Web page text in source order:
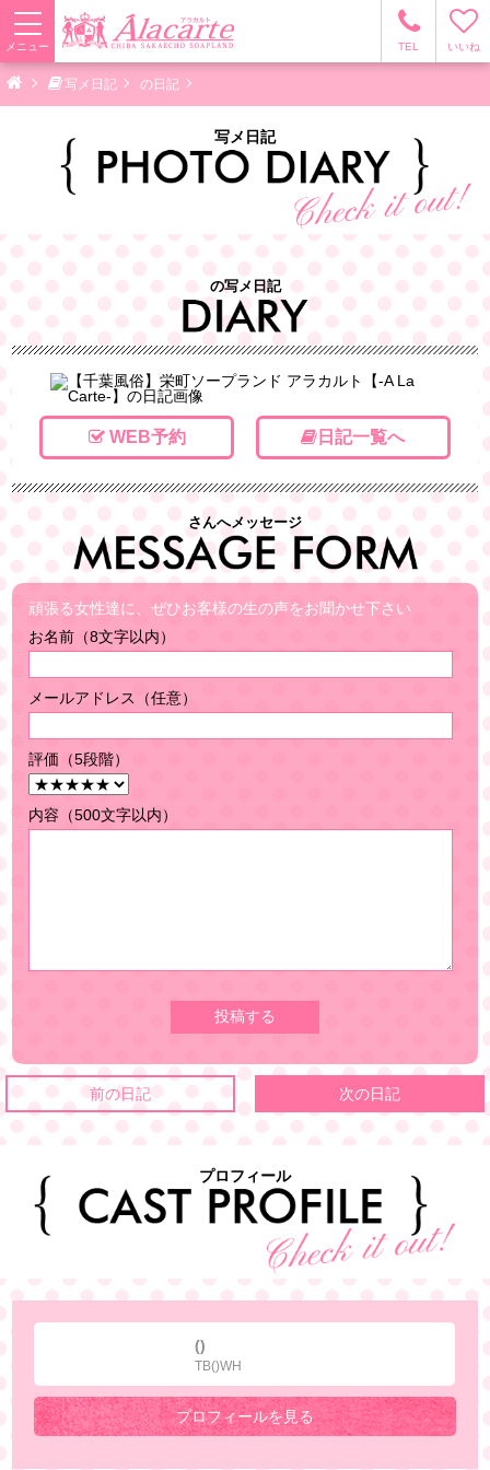
TEL いいね
メニュー
写メ日記 の日記
写メ日記
の写メ日記
WEB予約 日記一覧へ
さんへメッセージ
頑張る女性達に、ぜひお客様の生の声をお聞かせ下さい
お名前（8文字以内）
メールアドレス（任意）
評価（5段階）
内容（500文字以内）
前の日記 次の日記
プロフィール
()
TB()WH
プロフィールを見る